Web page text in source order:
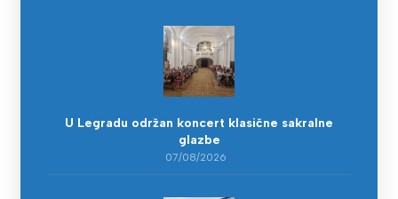
U Legradu održan koncert klasične sakralne
glazbe
07/08/2026